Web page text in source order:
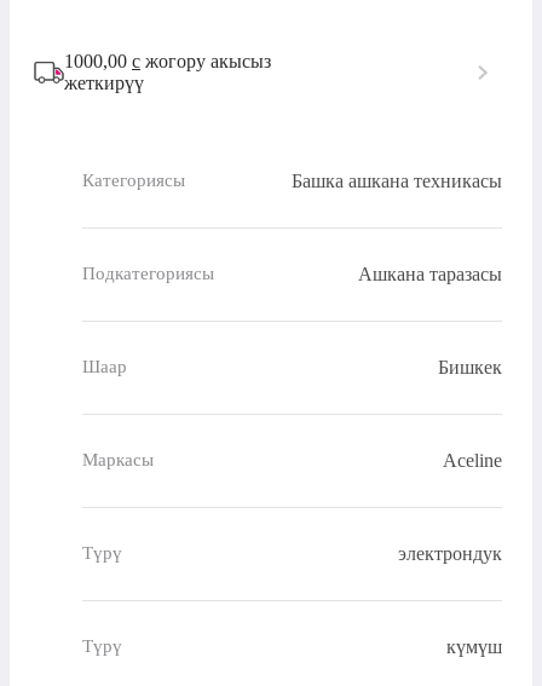
1000,00 с жогору акысыз
жеткирүү
Категориясы Башка ашкана техникасы
Подкатегориясы Ашкана таразасы
Шаар Бишкек
Маркасы Aceline
Түрү электрондук
Түрү күмүш